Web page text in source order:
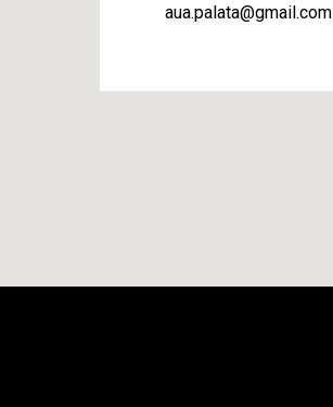
aua.palata@gmail.com